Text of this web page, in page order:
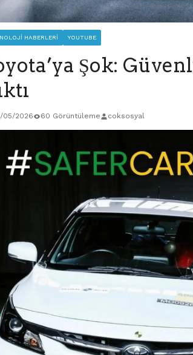
HABERLERI YOUTUBE
Şok:
05/2026 60 Görüntüleme coksosyal